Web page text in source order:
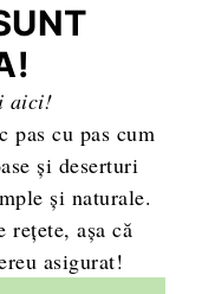
aici!
pas cu pas cum
și deserturi
și naturale.
rețete, așa că
asigurat!